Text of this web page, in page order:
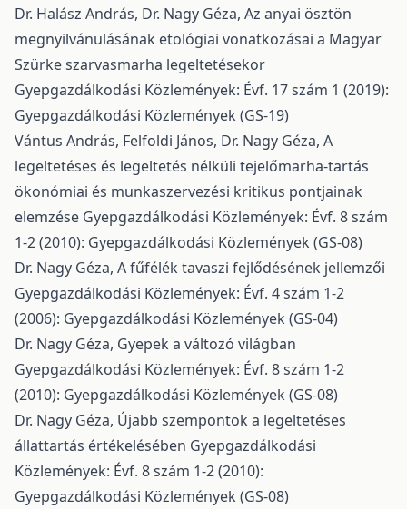
Dr. Halász András, Dr. Nagy Géza, Az anyai ösztön
megnyilvánulásának etológiai vonatkozásai a Magyar
Szürke szarvasmarha legeltetésekor
Gyepgazdálkodási Közlemények: Évf. 17 szám 1 (2019):
Gyepgazdálkodási Közlemények (GS-19)
Vántus András, Felfoldi János, Dr. Nagy Géza, A
legeltetéses és legeltetés nélküli tejelőmarha-tartás
ökonómiai és munkaszervezési kritikus pontjainak
elemzése Gyepgazdálkodási Közlemények: Évf. 8 szám
1-2 (2010): Gyepgazdálkodási Közlemények (GS-08)
Dr. Nagy Géza, A fűfélék tavaszi fejlődésének jellemzői
Gyepgazdálkodási Közlemények: Évf. 4 szám 1-2
(2006): Gyepgazdálkodási Közlemények (GS-04)
Dr. Nagy Géza, Gyepek a változó világban
Gyepgazdálkodási Közlemények: Évf. 8 szám 1-2
(2010): Gyepgazdálkodási Közlemények (GS-08)
Dr. Nagy Géza, Újabb szempontok a legeltetéses
állattartás értékelésében Gyepgazdálkodási
Közlemények: Évf. 8 szám 1-2 (2010):
Gyepgazdálkodási Közlemények (GS-08)